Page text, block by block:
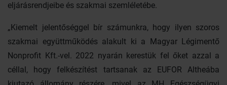
eljárásrendjeibe és szakmai szemléletébe.
„Kiemelt jelentőséggel bír számunkra, hogy ilyen szoros
szakmai együttműködés alakult ki a Magyar Légimentő
Nonprofit Kft.-vel. 2022 nyarán kerestük fel őket azzal a
céllal, hogy felkészítést tartsanak az EUFOR Altheába